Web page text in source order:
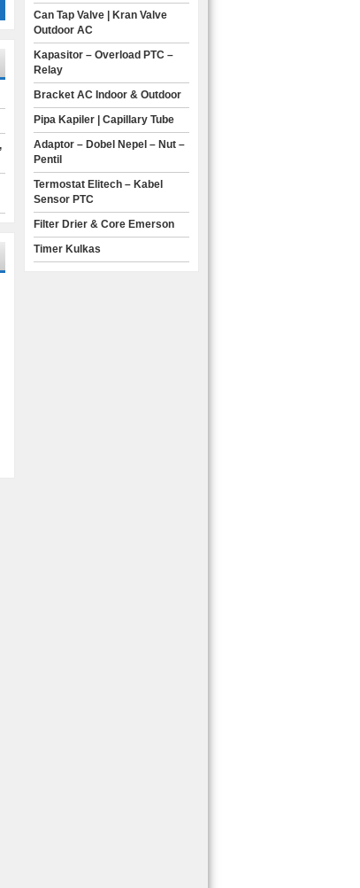
Can Tap Valve | Kran Valve
Outdoor AC
Kapasitor – Overload PTC –
Relay
Bracket AC Indoor & Outdoor
Pipa Kapiler | Capillary Tube
Adaptor – Dobel Nepel – Nut –
Pentil
Termostat Elitech – Kabel
Sensor PTC
Filter Drier & Core Emerson
Timer Kulkas